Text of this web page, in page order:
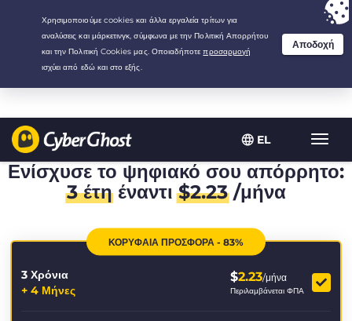
EL
Your choice:The Best Dealfor 3.3333333333333-years at $
/month
Ενίσχυσε το ψηφιακό σου απόρρητο:
3 έτηέναντι$2.23/μήνα
ΚΟΡΥΦΑΙΑ ΠΡΟΣΦΟΡΑ - 83%
3 Χρόνια
+ 4 Μήνες
$2.23/μήνα
Περιλαμβάνεται ΦΠΑ